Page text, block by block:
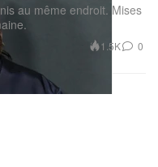
au même endroit. Mises
1.5K 0